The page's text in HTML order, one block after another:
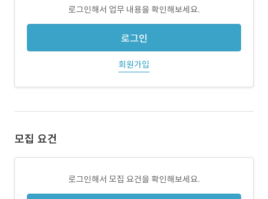
로그인해서 업무 내용을 확인해보세요.
로그인
회원가입
모집 요건
로그인해서 모집 요건을 확인해보세요.